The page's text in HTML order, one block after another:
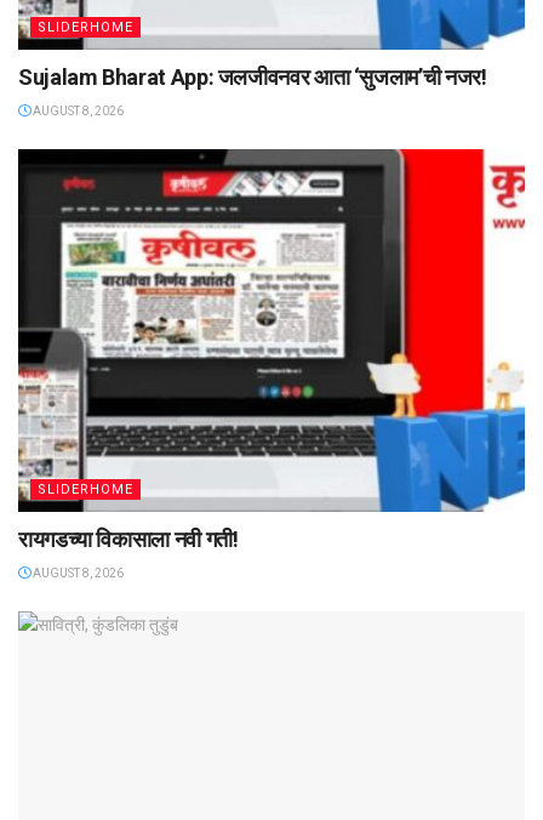
SLIDERHOME
Sujalam Bharat App: जलजीवनवर आता ‌‘सुजलाम‌’ची नजर!
AUGUST 8, 2026
SLIDERHOME
रायगडच्या विकासाला नवी गती!
AUGUST 8, 2026